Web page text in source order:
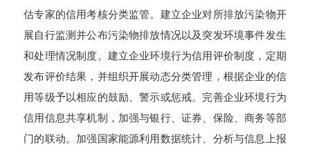
估专家的信用考核分类监管。建立企业对所排放污染物开
展自行监测并公布污染物排放情况以及突发环境事件发生
和处理情况制度。建立企业环境行为信用评价制度，定期
发布评价结果，并组织开展动态分类管理，根据企业的信
用等级予以相应的鼓励、警示或惩戒。完善企业环境行为
信用信息共享机制，加强与银行、证券、保险、商务等部
门的联动。加强国家能源利用数据统计、分析与信息上报